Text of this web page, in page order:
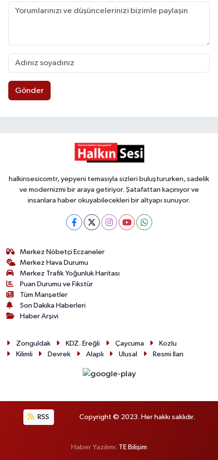
Gönder
halkinsesicomtr, yepyeni temasıyla sizleri buluştururken, sadelik
ve modernizmi bir araya getiriyor. Şatafattan kaçınıyor ve
insanlara haber okuyabilecekleri bir altyapı sunuyor.
Merkez Nöbetçi Eczaneler
Merkez Hava Durumu
Merkez Trafik Yoğunluk Haritası
Puan Durumu ve Fikstür
Tüm Manşetler
Son Dakika Haberleri
Haber Arşivi
Zonguldak KDZ. Ereğli Çaycuma
Kozlu
Kilimli
Devrek Alaplı Ulusal Resmi İlan
RSS Copyright © 2023. Her hakkı saklıdır.
Haber Yazılımı: TE Bilişim